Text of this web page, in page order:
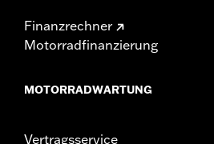
Finanzrechner
Motorradfinanzierung
MOTORRADWARTUNG
Vertragsservice